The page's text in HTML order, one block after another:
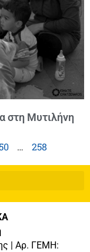
στη Μυτιλήνη
… 258
| Αρ. ΓΕΜΗ: